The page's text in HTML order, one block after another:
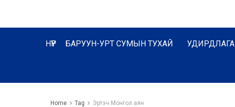
НҮҮР БАРУУН-УРТ СУМЫН ТУХАЙ УДИРДЛАГА
Home Tag Эртэч Монгол аян